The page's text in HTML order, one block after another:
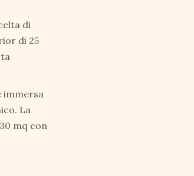
di
di 25
immersa
La
mq con